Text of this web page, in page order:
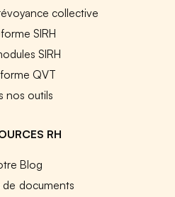
collective
SIRH
SIRH
QVT
nos outils
RH
Blog
de documents